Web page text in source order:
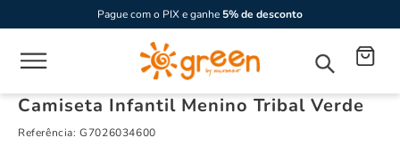
Pague com o PIX e ganhe 5% de desconto
Camiseta Infantil Menino Tribal Verde
Referência:G7026034600